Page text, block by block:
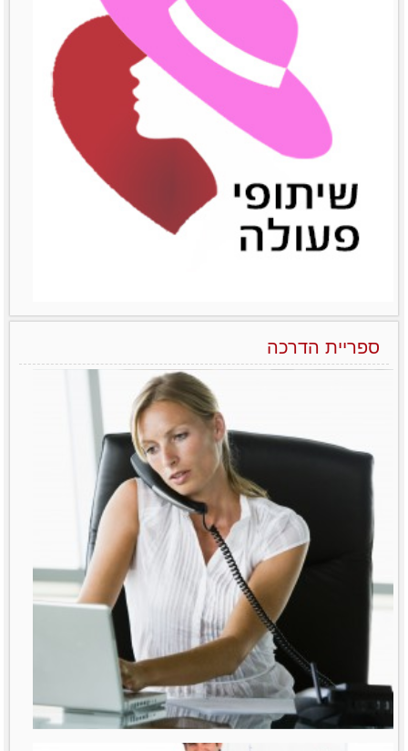
ספריית הדרכה
הפראדוקס של מנהלות בארגונים – יותר טובות אבל מרוויחות פחות
ואיך משנים את זה?! לא מעט מחקרים שונים
הצליחו להראות
לפרטים נוספים
הניהול הנשי כמודל מנצח בעולם העסקים של המאה ה-21
רבות נאמר ונכתב על נשים מנהלות. דובר
על תקרת הזכוכית
לפרטים נוספים